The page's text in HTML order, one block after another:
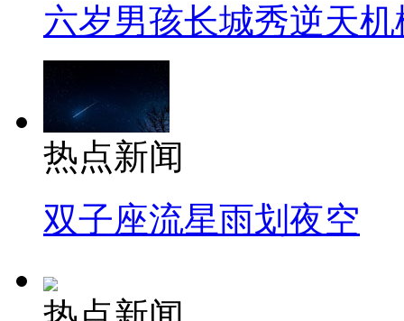
六岁男孩长城秀逆天机
热点新闻
双子座流星雨划夜空